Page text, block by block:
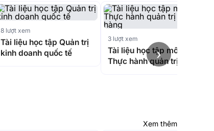
›
8 lượt xem
Tài liệu học tập Quản trị
kinh doanh quốc tế
3 lượt xem
Tài liệu học tập môn
Thực hành quản trị bán
Xem thêm